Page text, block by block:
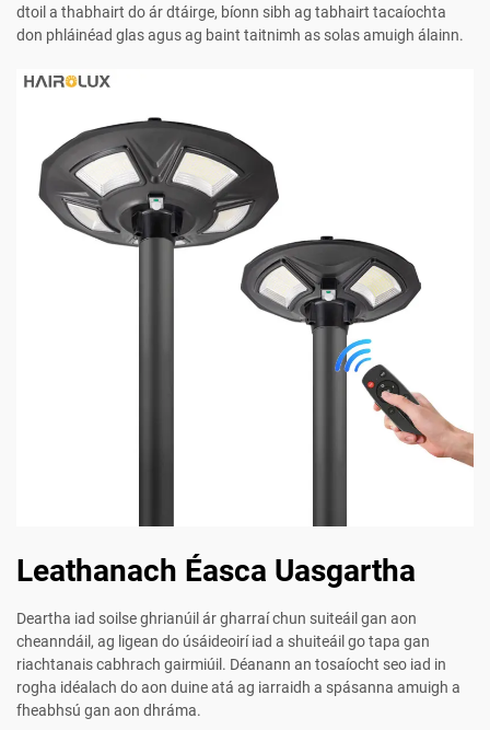
dtoil a thabhairt do ár dtáirge, bíonn sibh ag tabhairt tacaíochta
don phláinéad glas agus ag baint taitnimh as solas amuigh álainn.
Leathanach Éasca Uasgartha
Deartha iad soilse ghrianúil ár gharraí chun suiteáil gan aon
cheanndáil, ag ligean do úsáideoirí iad a shuiteáil go tapa gan
riachtanais cabhrach gairmiúil. Déanann an tosaíocht seo iad in
rogha idéalach do aon duine atá ag iarraidh a spásanna amuigh a
fheabhsú gan aon dhráma.